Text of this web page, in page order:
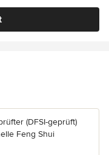
Sternen
(DFSI-geprüft)
Feng Shui